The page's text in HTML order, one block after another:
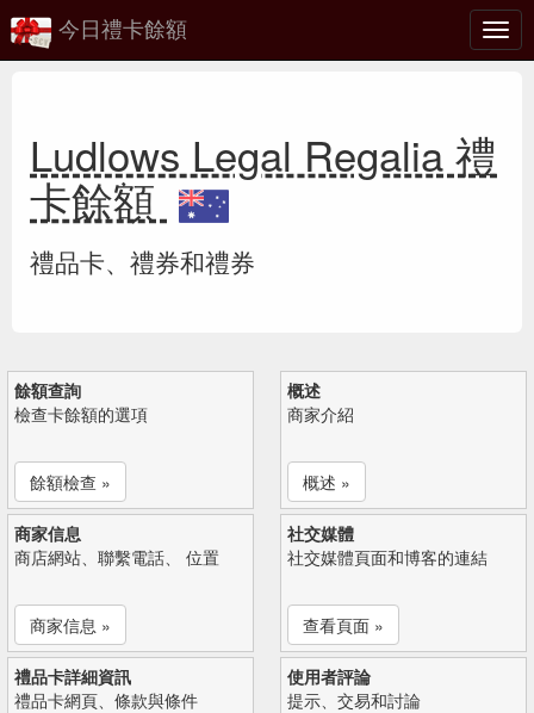
切
換
今日禮卡餘額
Ludlows Legal Regalia 禮
卡餘額
禮品卡、禮券和禮券
餘額查詢
檢查卡餘額的選項
餘額檢查 »
概述
商家介紹
概述 »
商家信息
商店網站、聯繫電話、 位置
商家信息 »
社交媒體
社交媒體頁面和博客的連結
查看頁面 »
禮品卡詳細資訊
禮品卡網頁、條款與條件
使用者評論
提示、交易和討論